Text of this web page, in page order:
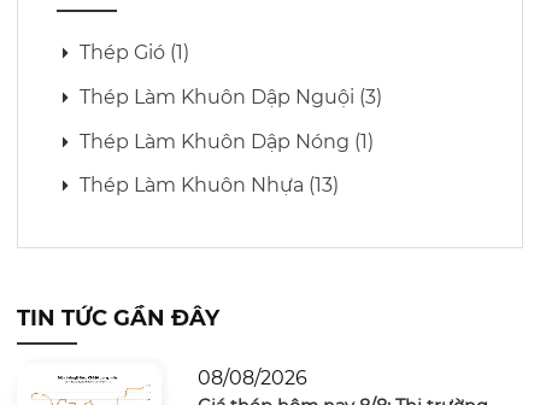
Thép Gió (1)
Thép Làm Khuôn Dập Nguội (3)
Thép Làm Khuôn Dập Nóng (1)
Thép Làm Khuôn Nhựa (13)
TIN TỨC GẦN ĐÂY
08/08/2026